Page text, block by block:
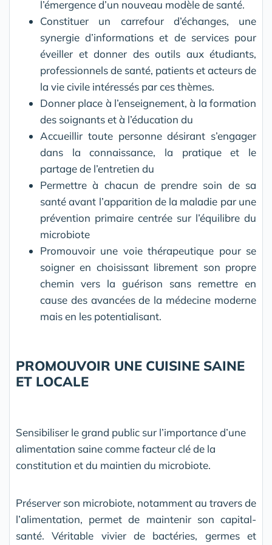
l’émergence d’un nouveau modèle de santé.
Constituer un carrefour d’échanges, une
synergie d’informations et de services pour
éveiller et donner des outils aux étudiants,
professionnels de santé, patients et acteurs de
la vie civile intéressés par ces thèmes.
Donner place à l’enseignement, à la formation
des soignants et à l’éducation du
Accueillir toute personne désirant s’engager
dans la connaissance, la pratique et le
partage de l’entretien du
Permettre à chacun de prendre soin de sa
santé avant l’apparition de la maladie par une
prévention primaire centrée sur l’équilibre du
microbiote
Promouvoir une voie thérapeutique pour se
soigner en choisissant librement son propre
chemin vers la guérison sans remettre en
cause des avancées de la médecine moderne
mais en les potentialisant.
PROMOUVOIR UNE CUISINE SAINE
ET LOCALE
Sensibiliser le grand public sur l’importance d’une
alimentation saine comme facteur clé de la
constitution et du maintien du microbiote.
Préserver son microbiote, notamment au travers de
l’alimentation, permet de maintenir son capital-
santé. Véritable vivier de bactéries, germes et